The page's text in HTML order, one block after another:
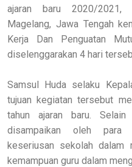
ajaran baru 2020/2021,
Magelang, Jawa Tengah
Kerja Dan Penguatan
diselenggarakan 4 hari
Samsul Huda selaku
tujuan kegiatan tersebut
tahun ajaran baru.
disampaikan oleh para
keseriusan sekolah dalam
kemampuan guru dalam